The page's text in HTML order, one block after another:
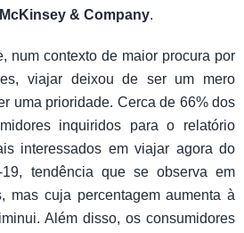
McKinsey & Company.
num contexto de maior procura por
viajar deixou de ser um mero
uma prioridade. Cerca de 66% dos
inquiridos para o relatório
interessados em viajar agora do
tendência que se observa em
mas cuja percentagem aumenta à
Além disso, os consumidores